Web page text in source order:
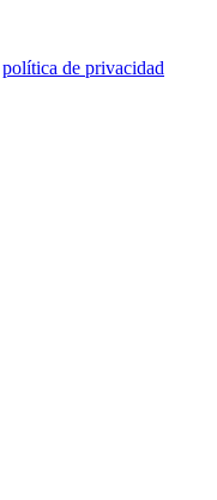
política de privacidad